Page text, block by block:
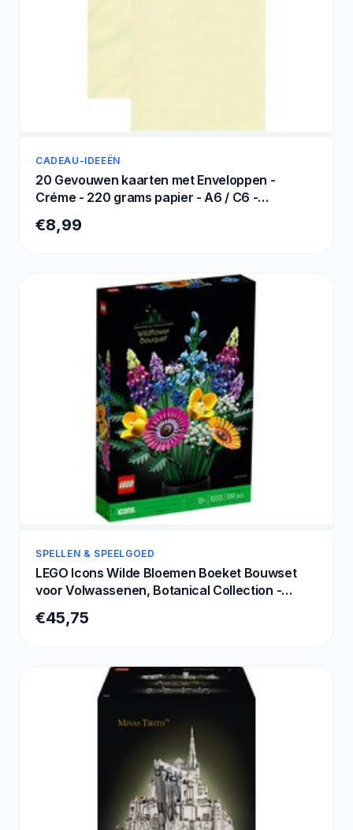
CADEAU-IDEEËN
20 Gevouwen kaarten met Enveloppen -
Créme - 220 grams papier - A6 / C6 -
€8,99
SPELLEN & SPEELGOED
LEGO Icons Wilde Bloemen Boeket Bouwset
voor Volwassenen, Botanical Collection -
€45,75